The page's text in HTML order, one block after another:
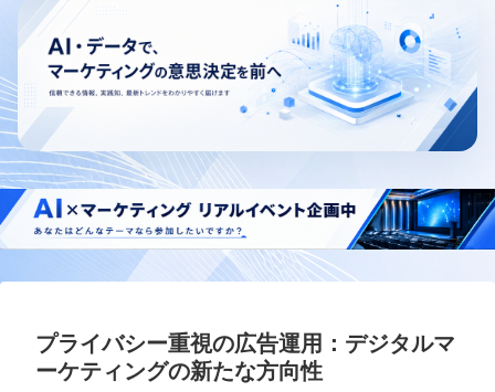
プライバシー重視の広告運用：デジタルマ
ーケティングの新たな方向性